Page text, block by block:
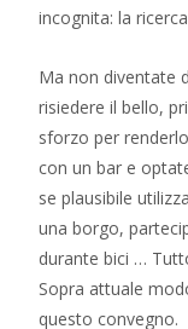
incognita: la
Ma non diventate
risiedere il bello,
sforzo per
con un bar e
se plausibile
una borgo,
durante bici …
Sopra attuale
questo convegno.